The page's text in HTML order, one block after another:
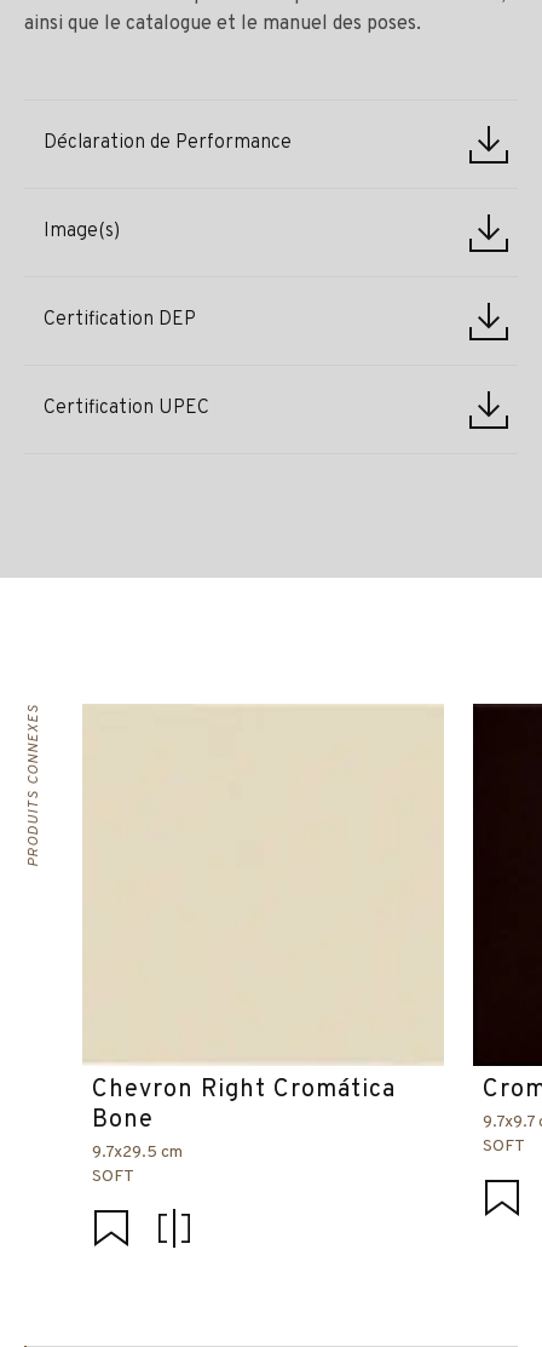
ainsi que le catalogue et le manuel des poses.
Déclaration de Performance
Image(s)
Certification DEP
Certification UPEC
PRODUITS CONNEXES
Chevron Right Cromática
Bone
9.7x29.5 cm
SOFT
9.7x9.7
SOFT